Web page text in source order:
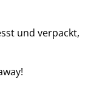
und verpackt,